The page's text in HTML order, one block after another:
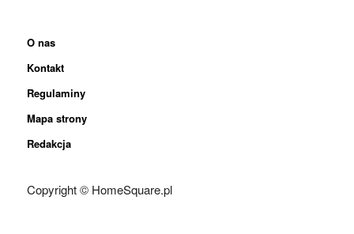
O nas
Kontakt
Regulaminy
Mapa strony
Redakcja
Copyright © HomeSquare.pl